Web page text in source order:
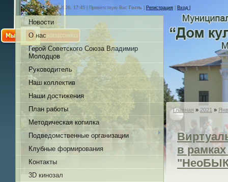
Суббота, 08.08.2026, 17:45 | Приветствую Вас Гость Регистрация Вход |
Новости
О нас
Герой Советского Союза Владимир
Молодцов
Руководитель
Наш коллектив
Наши достижения
План работы
Методическая копилка
Подведомственные организации
Клубные формирования
Контакты
3D кинозал
Главная » 2021 »
в